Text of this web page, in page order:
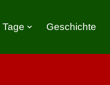
Geschichte